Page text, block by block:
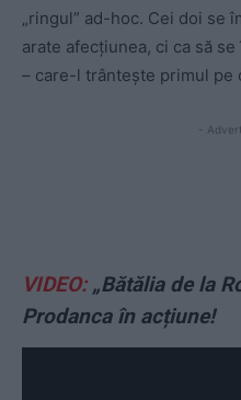
„ringul” ad-hoc. Cei doi se
arate afecțiunea, ci ca să
– care-l trântește primul pe
-
VIDEO:„Bătălia de la
Prodanca în acțiune!